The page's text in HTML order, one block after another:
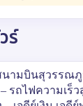
ร์
นามบินสุวรรณ
รถไฟความเร็